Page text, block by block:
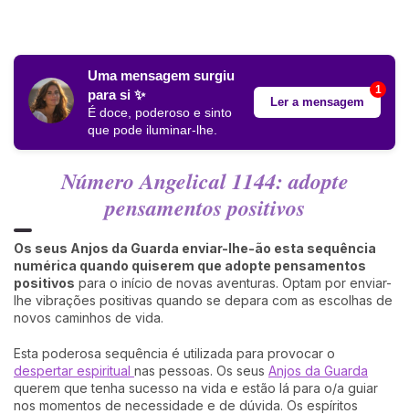
Uma mensagem surgiu
para si ✨
É doce, poderoso e sinto
que pode iluminar-lhe
Ler a mensagem
1
Número Angelical 1144: adopte
pensamentos positivos
Os seus Anjos da Guarda enviar-lhe-ão esta sequência
numérica quando quiserem que adopte pensamentos
positivos para o início de novas aventuras. Optam por enviar-
lhe vibrações positivas quando se depara com as escolhas de
novos caminhos de vida.
Esta poderosa sequência é utilizada para provocar o
despertar espiritual nas pessoas. Os seus Anjos da Guarda
querem que tenha sucesso na vida e estão lá para o/a guiar
nos momentos de necessidade e de dúvida. Os espíritos